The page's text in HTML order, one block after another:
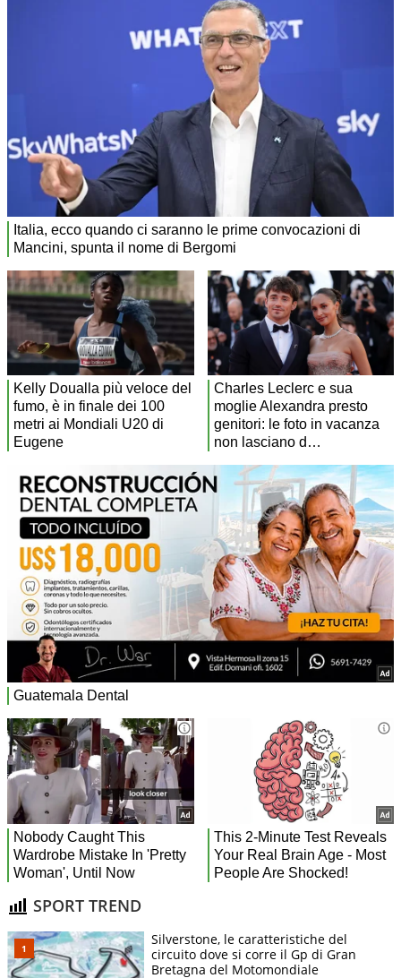
SPORT TREND
Silverstone, le caratteristiche del
circuito dove si corre il Gp di Gran
Bretagna del Motomondiale